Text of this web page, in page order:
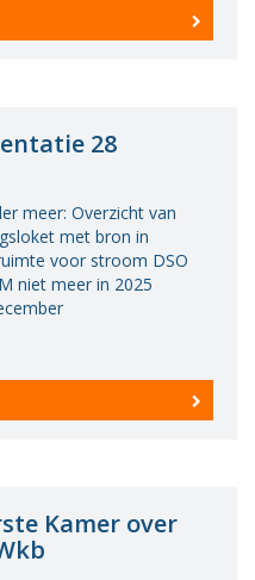
28
meer: Overzicht van
met bron in
voor stroom DSO
niet meer in 2025
Kamer over